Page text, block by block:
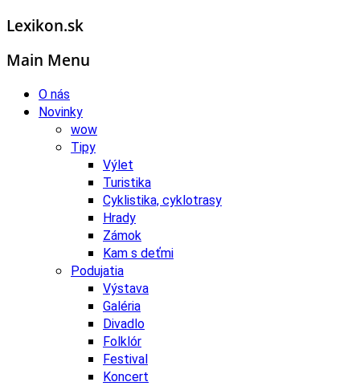
Lexikon.sk
Main Menu
O nás
Novinky
wow
Tipy
Výlet
Turistika
Cyklistika, cyklotrasy
Hrady
Zámok
Kam s deťmi
Podujatia
Výstava
Galéria
Divadlo
Folklór
Festival
Koncert